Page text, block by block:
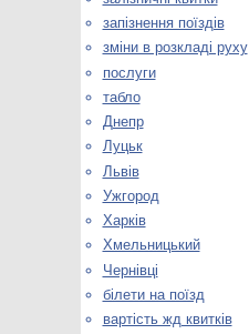
запізнення поїздів
зміни в розкладі руху
послуги
табло
Днепр
Луцьк
Львів
Ужгород
Харків
Хмельницький
Чернівці
білети на поїзд
вартість жд квитків